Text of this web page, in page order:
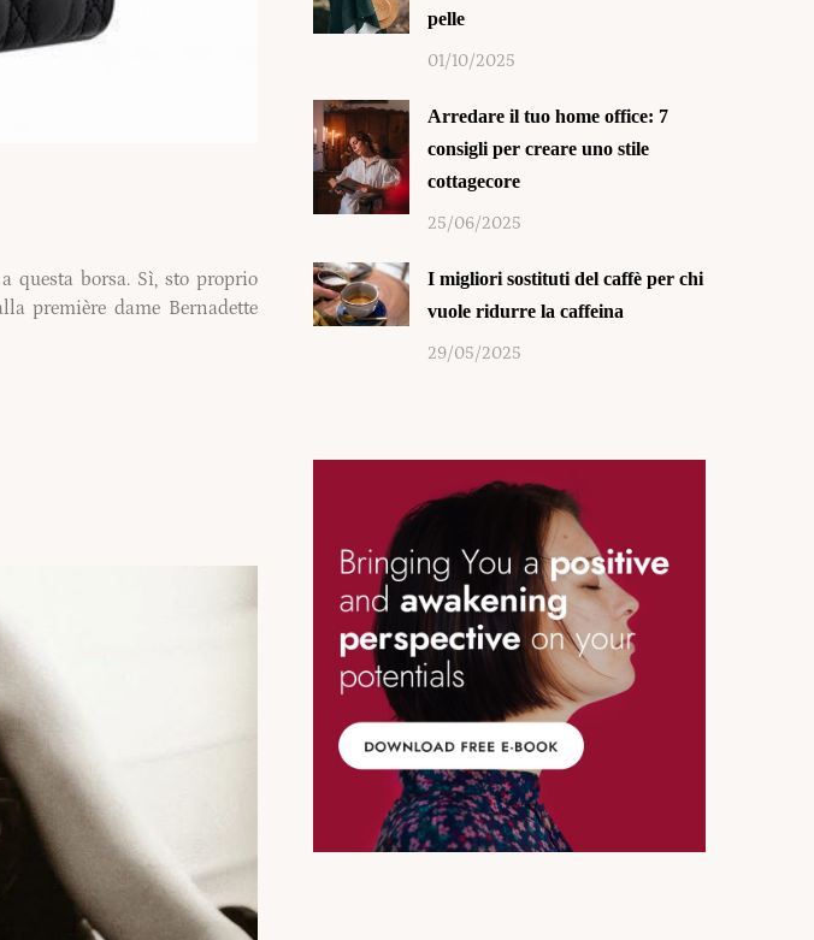
questa borsa. Sì, sto proprio
première dame Bernadette
pelle
01/10/2025
Arredare il tuo home office: 7
consigli per creare uno stile
cottagecore
25/06/2025
I migliori sostituti del caffè per chi
vuole ridurre la caffeina
29/05/2025